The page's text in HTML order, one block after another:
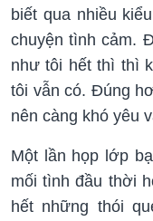
biết qua nhiều
chuyện tình cảm.
như tôi hết thì thì
tôi vẫn có. Đúng
nên càng khó yêu
Một lần họp lớp
mối tình đầu thời
hết những thói